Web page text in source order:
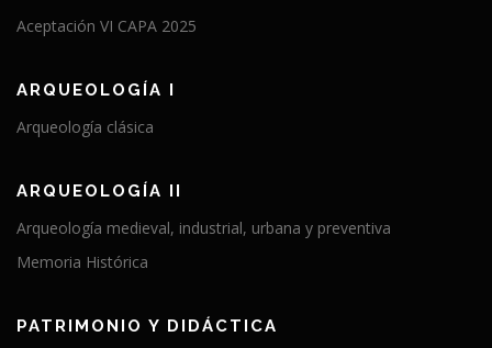
Aceptación VI CAPA 2025
ARQUEOLOGÍA I
Arqueología clásica
ARQUEOLOGÍA II
Arqueología medieval, industrial, urbana y preventiva
Memoria Histórica
PATRIMONIO Y DIDÁCTICA